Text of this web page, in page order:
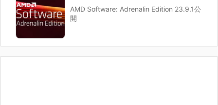
AMD Software: Adrenalin Edition 23.9.1公
開